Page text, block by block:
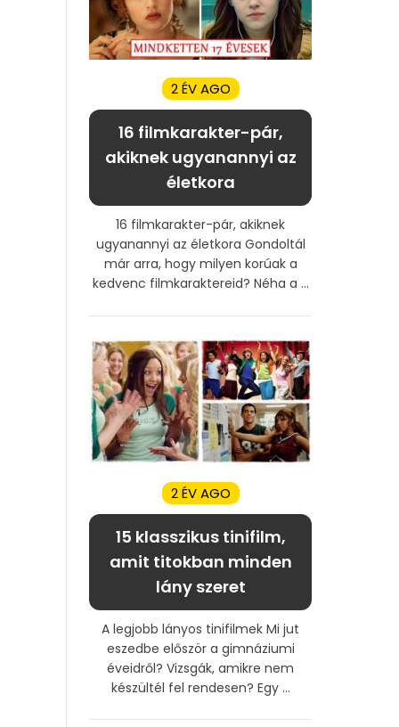
2 ÉV AGO
16 filmkarakter-pár,
akiknek ugyanannyi az
életkora
16 filmkarakter-pár, akiknek
ugyanannyi az életkora Gondoltál
már arra, hogy milyen korúak a
kedvenc filmkaraktereid? Néha a ...
2 ÉV AGO
15 klasszikus tinifilm,
amit titokban minden
lány szeret
A legjobb lányos tinifilmek Mi jut
eszedbe először a gimnáziumi
éveidről? Vizsgák, amikre nem
készültél fel rendesen? Egy ...